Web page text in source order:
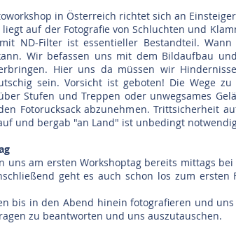
in Österreich richtet sich an
liegt auf der Fotografie von Schluchten und
ND-Filter ist essentieller Bestandteil.
Wir befassen uns mit dem Bildaufbau
Hier uns da müssen wir
sein. Vorsicht ist geboten! Die Wege
Stufen und Treppen oder unwegsames
Fotorucksack abzunehmen. Trittsicherheit
und bergab "an Land" ist unbedingt
uns am ersten Workshoptag bereits mittags
geht es auch schon los zum
bis in den Abend hinein fotografieren und
zu beantworten und uns auszutauschen.